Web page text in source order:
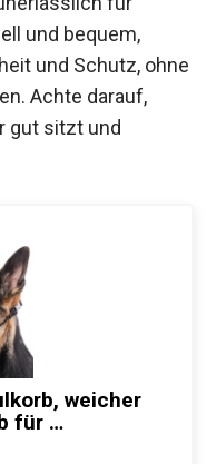
und bequem,
und Schutz, ohne
Achte darauf,
gut sitzt und
weicher
für …